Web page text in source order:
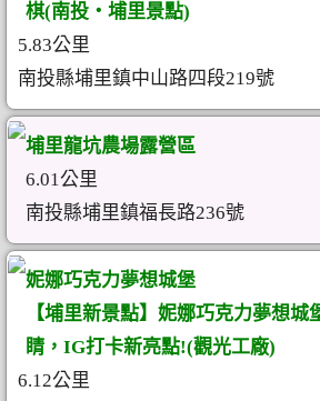
棋(南投‧埔里景點)
5.83公里
南投縣埔里鎮中山路四段219號
埔里龍坑農場露營區
6.01公里
南投縣埔里鎮福長路236號
妮娜巧克力夢想城堡
【埔里新景點】妮娜巧克力夢想
睛，IG打卡新亮點!(觀光工廠)
6.12公里